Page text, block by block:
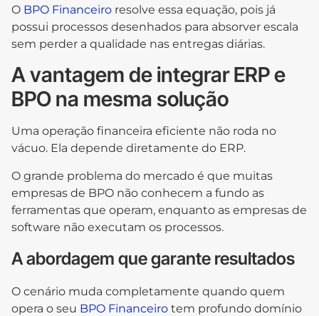
O BPO Financeiro resolve essa equação, pois já
possui processos desenhados para absorver escala
sem perder a qualidade nas entregas diárias.
A vantagem de integrar ERP e
BPO na mesma solução
Uma operação financeira eficiente não roda no
vácuo. Ela depende diretamente do ERP.
O grande problema do mercado é que muitas
empresas de BPO não conhecem a fundo as
ferramentas que operam, enquanto as empresas de
software não executam os processos.
A abordagem que garante resultados
O cenário muda completamente quando quem
opera o seu BPO Financeiro tem profundo domínio